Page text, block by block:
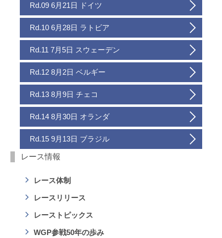
Rd.09 6月21日 ドイツ
Rd.10 6月28日 ラトビア
Rd.11 7月5日 スウェーデン
Rd.12 8月2日 ベルギー
Rd.13 8月9日 チェコ
Rd.14 8月30日 オランダ
Rd.15 9月13日 ブラジル
レース情報
レース体制
レースリリース
レーストピックス
WGP参戦50年の歩み